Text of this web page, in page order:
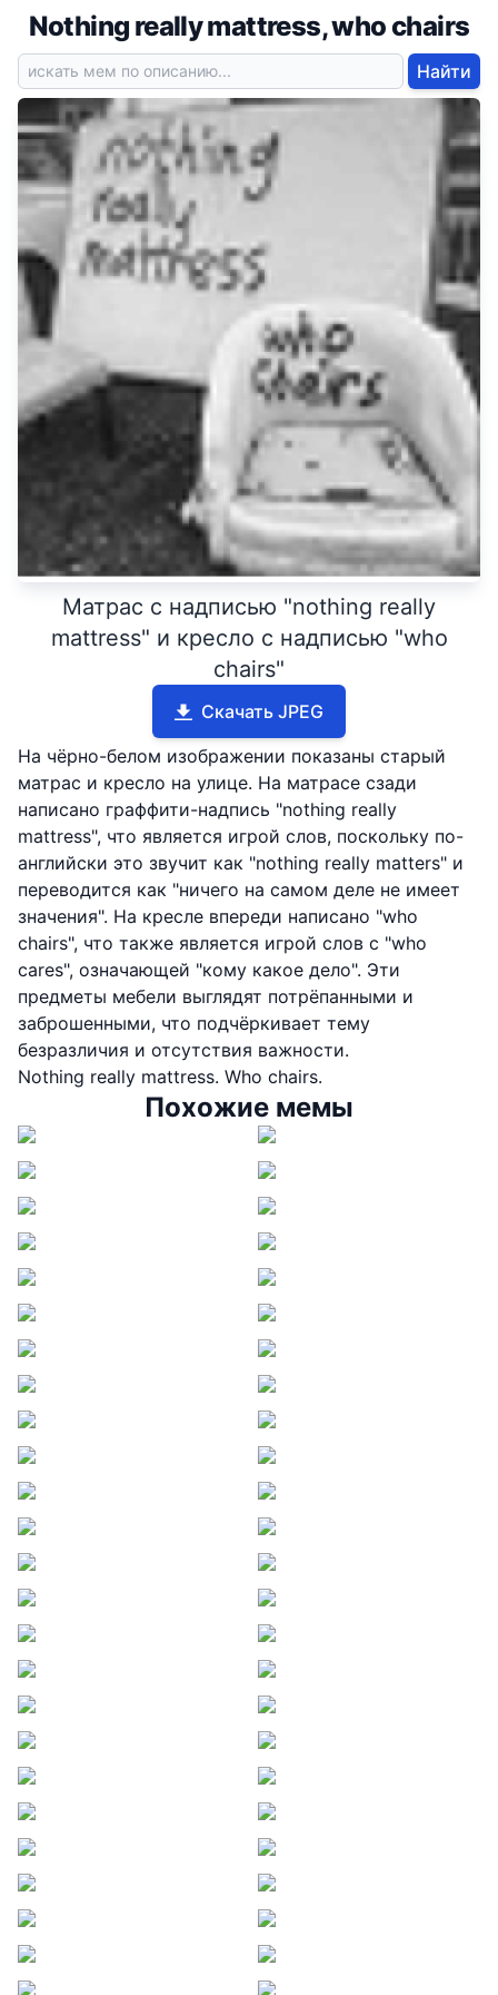
Nothing really mattress, who chairs
Найти
Матрас с надписью "nothing really
mattress" и кресло с надписью "who
chairs"
Скачать JPEG
На чёрно-белом изображении показаны старый
матрас и кресло на улице. На матрасе сзади
написано граффити-надпись "nothing really
mattress", что является игрой слов, поскольку по-
английски это звучит как "nothing really matters" и
переводится как "ничего на самом деле не имеет
значения". На кресле впереди написано "who
chairs", что также является игрой слов с "who
cares", означающей "кому какое дело". Эти
предметы мебели выглядят потрёпанными и
заброшенными, что подчёркивает тему
безразличия и отсутствия важности.
Nothing really mattress. Who chairs.
Похожие мемы